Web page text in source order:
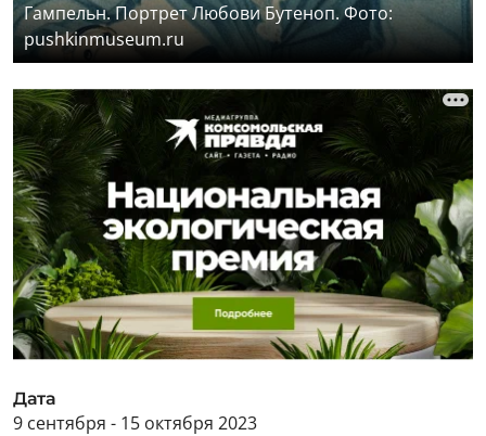
Гампельн. Портрет Любови Бутеноп. Фото:
pushkinmuseum.ru
Дата
9 сентября - 15 октября 2023